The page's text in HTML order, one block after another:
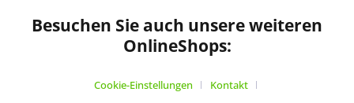
Besuchen Sie auch unsere weiteren
OnlineShops:
Cookie-Einstellungen
Kontakt